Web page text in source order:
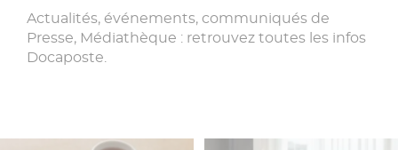
Actualités, événements, communiqués de
Presse, Médiathèque : retrouvez toutes les infos
Docaposte.